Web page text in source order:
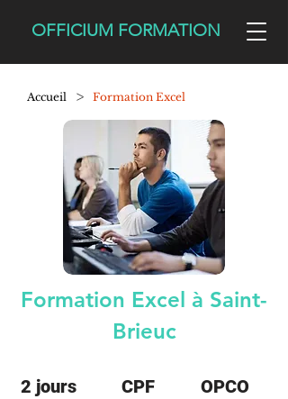
OFFICIUM FORMATION
Accueil > Formation Excel
Formation Excel à Saint-
Brieuc
2 jours CPF OPCO